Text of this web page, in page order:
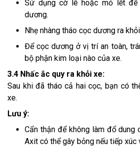
Sử dụng cờ lê hoặc mỏ lết
dương.
Nhẹ nhàng tháo cọc dương ra
Để cọc dương ở vị trí an toàn,
bộ phận kim loại nào của xe.
3.4 Nhấc ắc quy ra khỏi xe:
Sau khi đã tháo cả hai cọc, bạn có
xe.
Lưu ý:
Cẩn thận để không làm đổ dung
Axit có thể gây bỏng nếu tiếp xúc